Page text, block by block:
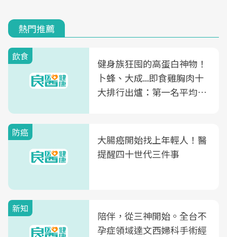
熱門推薦
飲食
健身族狂囤的高蛋白神物！
卜蜂、大成...即食雞胸肉十
大排行出爐：第一名平均一
防癌
大腸癌開始找上年輕人！醫
提醒四十世代三件事
新知
陪伴，從三神開始。全台不
孕症領域達文西婦科手術經